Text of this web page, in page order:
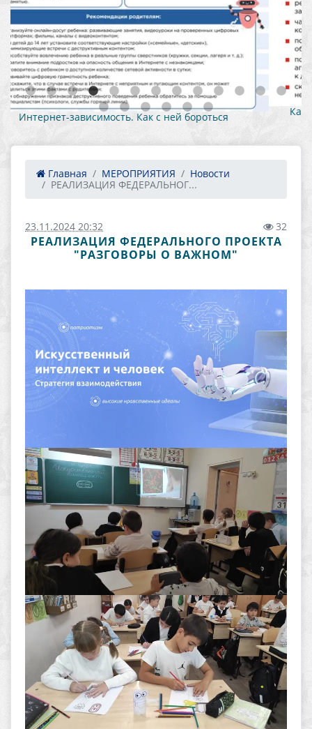
Как противостоять вовлечению в противоправную
деятельность 1
Главная МЕРОПРИЯТИЯ
Новости
РЕАЛИЗАЦИЯ ФЕДЕРАЛЬНОГ...
23.11.2024 20:32 32
РЕАЛИЗАЦИЯ ФЕДЕРАЛЬНОГО ПРОЕКТА
"РАЗГОВОРЫ О ВАЖНОМ"